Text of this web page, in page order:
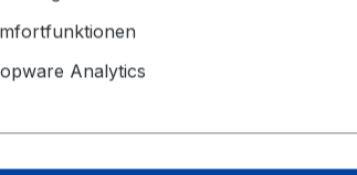
Analytics